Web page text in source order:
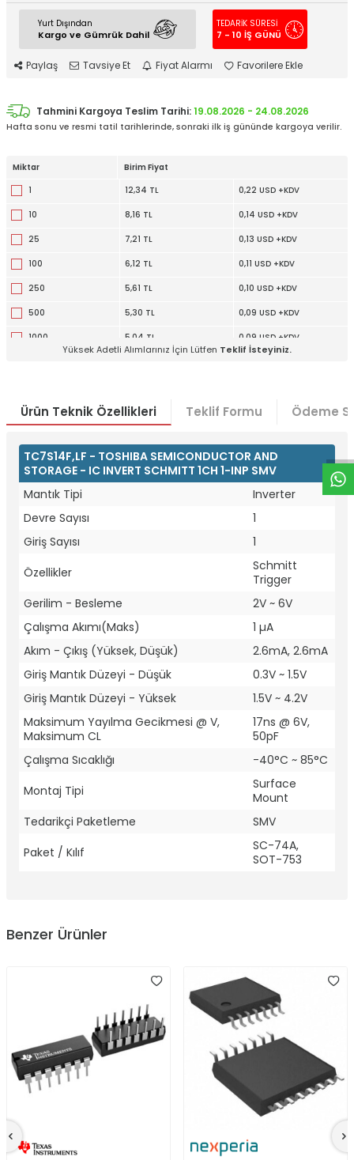
W
h
t
a
p
p
D
e
s
e
H
a
t
t
Yurt Dışından
Kargo ve Gümrük Dahil
TEDARİK SÜRESİ
7 - 10 İŞ GÜNÜ
Paylaş Tavsiye Et Fiyat Alarmı Favorilere Ekle
Tahmini Kargoya Teslim Tarihi:19.08.2026 - 24.08.2026
Hafta sonu ve resmi tatil tarihlerinde, sonraki ilk iş gününde kargoya verilir.
Miktar
Birim Fiyat
1
12,34 TL 0,22 USD +KDV
10 8,16 TL 0,14 USD +KDV
25 7,21 TL 0,13 USD +KDV
100 6,12 TL 0,11 USD +KDV
250 5,61 TL 0,10 USD +KDV
500 5,30 TL 0,09 USD +KDV
1000 5,04 TL 0,09 USD +KDV
Yüksek Adetli Alımlarınız İçin Lütfen Teklif İsteyiniz.
Ürün Teknik Özellikleri Teklif Formu Ödeme
TC7S14F,LF - TOSHIBA SEMICONDUCTOR AND
STORAGE - IC INVERT SCHMITT 1CH 1-INP SMV
Mantık Tipi
Inverter
Devre Sayısı
1
Giriş Sayısı
1
Özellikler
Schmitt
Trigger
Gerilim - Besleme
2V ~ 6V
Çalışma Akımı(Maks)
1 µA
Akım - Çıkış (Yüksek, Düşük)
2.6mA, 2.6mA
Giriş Mantık Düzeyi - Düşük
0.3V ~ 1.5V
Giriş Mantık Düzeyi - Yüksek
1.5V ~ 4.2V
Maksimum Yayılma Gecikmesi @ V,
Maksimum CL
17ns @ 6V,
50pF
Çalışma Sıcaklığı
-40°C ~ 85°C
Montaj Tipi
Surface
Mount
Tedarikçi Paketleme
SMV
Paket / Kılıf
SC-74A,
SOT-753
Benzer Ürünler